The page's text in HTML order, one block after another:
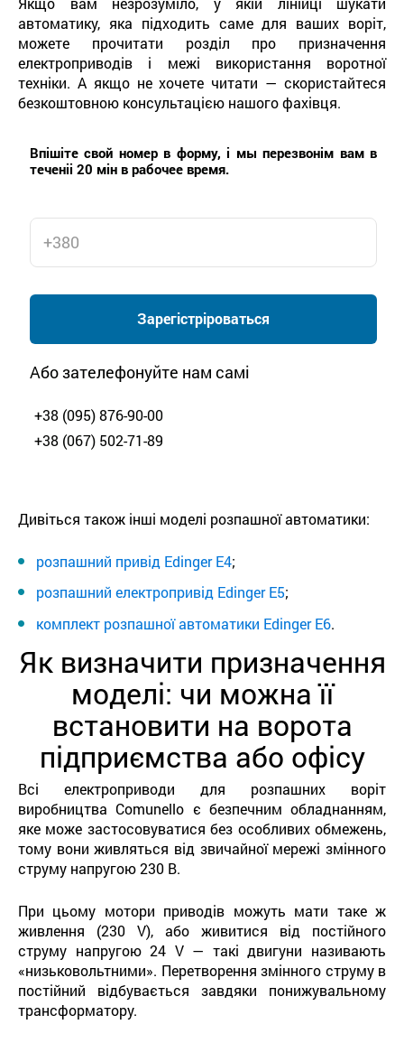
автоматику, яка підходить саме для ваших воріт,
можете прочитати розділ про призначення
електроприводів і межі використання воротної
техніки. А якщо не хочете читати — скористайтеся
безкоштовною консультацією нашого фахівця.
Впішіте свой номер в форму, і мы перезвонім вам в
теченіі 20 мін в рабочее время.
Або зателефонуйте нам самі
+38 (095) 876-90-00
+38 (067) 502-71-89
Зарегістріроваться
Дивіться також інші моделі розпашної автоматики:
розпашний привід Edinger E4;
розпашний електропривід Edinger E5;
комплект розпашної автоматики Edinger E6.
Як визначити призначення
моделі: чи можна її
встановити на ворота
підприємства або офісу
Всі електроприводи для розпашних воріт
виробництва Comunello є безпечним обладнанням,
яке може застосовуватися без особливих обмежень,
тому вони живляться від звичайної мережі змінного
струму напругою 230 В.
При цьому мотори приводів можуть мати таке ж
живлення (230 V), або живитися від постійного
струму напругою 24 V — такі двигуни називають
«низьковольтними». Перетворення змінного струму в
постійний відбувається завдяки понижувальному
трансформатору.